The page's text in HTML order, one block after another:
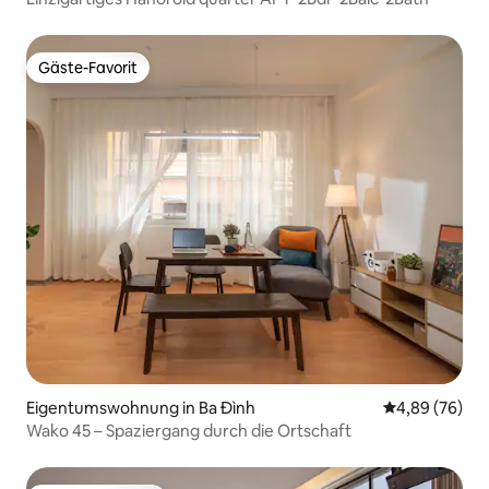
Gäste-Favorit
Gäste-Favorit
Eigentumswohnung in Ba Đình
4,89 (76)
Wako 45 – Spaziergang durch die Ortschaft